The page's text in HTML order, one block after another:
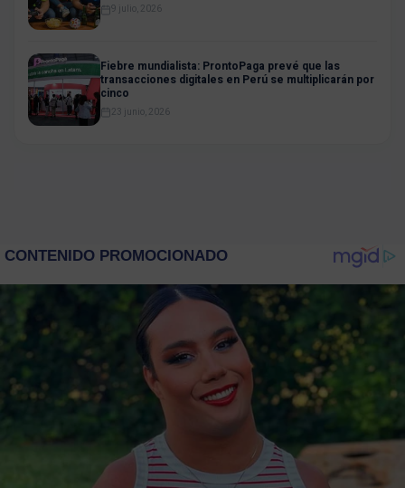
9 julio, 2026
Fiebre mundialista: ProntoPaga prevé que las
transacciones digitales en Perú se multiplicarán por
cinco
23 junio, 2026